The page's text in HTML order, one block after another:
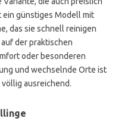
ein günstiges Modell mit
das sie schnell reinigen
der praktischen
oder besonderen
und wechselnde Orte ist
ausreichend.